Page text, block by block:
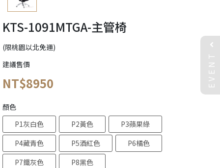
KTS-1091MTGA-主管椅
(限桃園以北免運)
建議售價
NT$8950
顏色
P1灰白色
P2黃色
P3蘋果綠
P4藏青色
P5酒紅色
P6橘色
P7鐵灰色
P8黑色
EVENT